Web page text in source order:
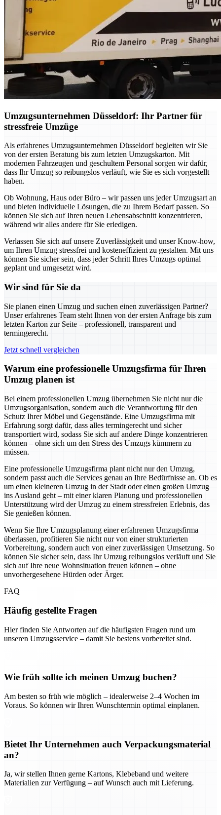
Umzugsunternehmen Düsseldorf: Ihr Partner für
stressfreie Umzüge
Als erfahrenes Umzugsunternehmen Düsseldorf begleiten wir Sie
von der ersten Beratung bis zum letzten Umzugskarton. Mit
modernen Fahrzeugen und geschultem Personal sorgen wir dafür,
dass Ihr Umzug so reibungslos verläuft, wie Sie es sich vorgestellt
haben.
Ob Wohnung, Haus oder Büro – wir passen uns jeder Umzugsart an
und bieten individuelle Lösungen, die zu Ihrem Bedarf passen. So
können Sie sich auf Ihren neuen Lebensabschnitt konzentrieren,
während wir alles andere für Sie erledigen.
Verlassen Sie sich auf unsere Zuverlässigkeit und unser Know-how,
um Ihren Umzug stressfrei und kosteneffizient zu gestalten. Mit uns
können Sie sicher sein, dass jeder Schritt Ihres Umzugs optimal
geplant und umgesetzt wird.
Wir sind für Sie da
Sie planen einen Umzug und suchen einen zuverlässigen Partner?
Unser erfahrenes Team steht Ihnen von der ersten Anfrage bis zum
letzten Karton zur Seite – professionell, transparent und
termingerecht.
Jetzt schnell vergleichen
Warum eine professionelle Umzugsfirma für Ihren
Umzug planen ist
Bei einem professionellen Umzug übernehmen Sie nicht nur die
Umzugsorganisation, sondern auch die Verantwortung für den
Schutz Ihrer Möbel und Gegenstände. Eine Umzugsfirma mit
Erfahrung sorgt dafür, dass alles termingerecht und sicher
transportiert wird, sodass Sie sich auf andere Dinge konzentrieren
können – ohne sich um den Stress des Umzugs kümmern zu
müssen.
Eine professionelle Umzugsfirma plant nicht nur den Umzug,
sondern passt auch die Services genau an Ihre Bedürfnisse an. Ob es
um einen kleineren Umzug in der Stadt oder einen großen Umzug
ins Ausland geht – mit einer klaren Planung und professionellen
Unterstützung wird der Umzug zu einem stressfreien Erlebnis, das
Sie genießen können.
Wenn Sie Ihre Umzugsplanung einer erfahrenen Umzugsfirma
überlassen, profitieren Sie nicht nur von einer strukturierten
Vorbereitung, sondern auch von einer zuverlässigen Umsetzung. So
können Sie sicher sein, dass Ihr Umzug reibungslos verläuft und Sie
sich auf Ihre neue Wohnsituation freuen können – ohne
unvorhergesehene Hürden oder Ärger.
FAQ
Häufig gestellte Fragen
Hier finden Sie Antworten auf die häufigsten Fragen rund um
unseren Umzugsservice – damit Sie bestens vorbereitet sind.
Wie früh sollte ich meinen Umzug buchen?
Am besten so früh wie möglich – idealerweise 2–4 Wochen im
Voraus. So können wir Ihren Wunschtermin optimal einplanen.
Bietet Ihr Unternehmen auch Verpackungsmaterial
an?
Ja, wir stellen Ihnen gerne Kartons, Klebeband und weitere
Materialien zur Verfügung – auf Wunsch auch mit Lieferung.